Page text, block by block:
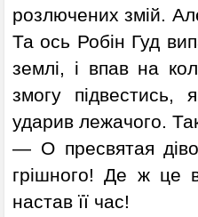
розлючених змій.
Та ось Робін Гуд
землі, і впав на
змогу
ударив лежачого.
— О пресвятая
грішного! Де ж це
настав її час!